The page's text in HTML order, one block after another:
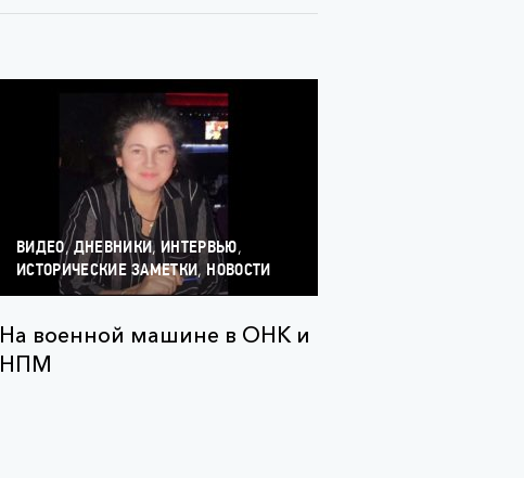
ВИДЕО,ДНЕВНИКИ,ИНТЕРВЬЮ,
ИСТОРИЧЕСКИЕ ЗАМЕТКИ,НОВОСТИ
На военной машине в ОНК и
НПМ